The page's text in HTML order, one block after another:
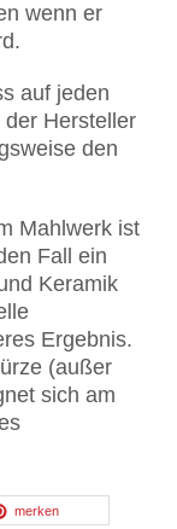
wenn er
auf jeden
Hersteller
den
Mahlwerk ist
Fall ein
Keramik
Ergebnis.
(außer
sich am
merken